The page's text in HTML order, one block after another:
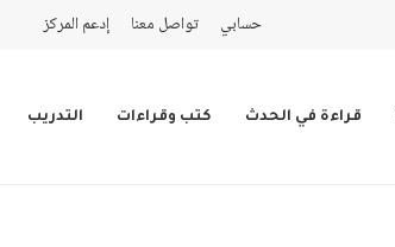
حسابي تواصل معنا إدعم المركز
قراءة في الحدث كتب وقراءات التدريب